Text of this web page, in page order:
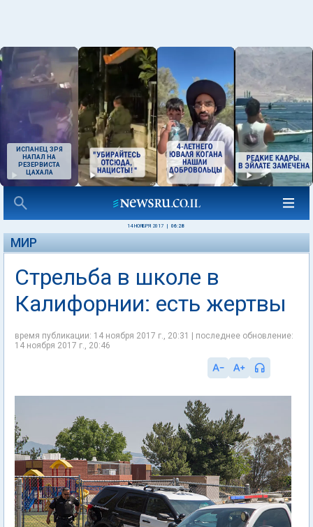
ИСПАНЕЦ ЗРЯ
НАПАЛ НА
РЕЗЕРВИСТА
ЦАХАЛА
14 НОЯБРЯ 2017 06:28
МИР
Стрельба в школе в
Калифорнии: есть жертвы
время публикации: 14 ноября 2017 г., 20:31 | последнее обновление:
14 ноября 2017 г., 20:46